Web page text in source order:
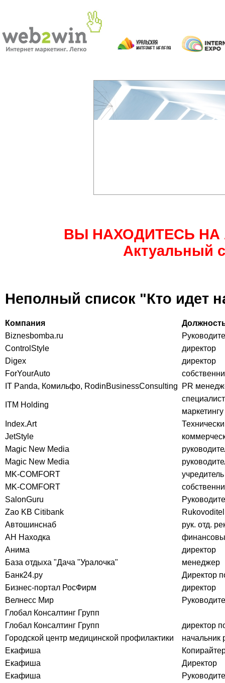
ВЫ НАХОДИТЕСЬ НА
Актуальный
Неполный список "Кто идет
Компания
Biznesbomba.ru
ControlStyle
директор
Digex
директор
ForYourAuto
IT Panda, Комильфо, RodinBusinessConsulting
PR
ITM Holding
маркетингу
Index.Art
JetStyle
Magic New Media
Magic New Media
MK-COMFORT
учредитель
MK-COMFORT
SalonGuru
Zao KB Citibank
Rukovoditel
Автошинснаб
рук. отд.
АН Находка
Анима
директор
База отдыха "Дача "Уралочка"
менеджер
Банк24.ру
Директор
Бизнес-портал РосФирм
директор
Велнесс Мир
Глобал Консалтинг Групп
Глобал Консалтинг Групп
директор
Городской центр медицинской профилактики
начальник
Екафиша
Екафиша
Директор
Екафиша